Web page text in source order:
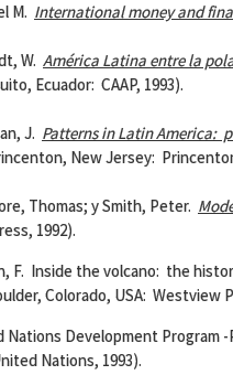
M. International money and
W. América Latina entre la
Ecuador: CAAP, 1993).
J. Patterns inLatin America:
New Jersey:
Thomas; y Smith, Peter.
1992).
Inside the volcano: the
Colorado, USA: Westview
Development Program -
Nations, 1993).